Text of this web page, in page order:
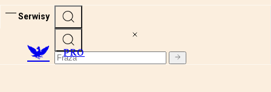
Serwisy
PRO